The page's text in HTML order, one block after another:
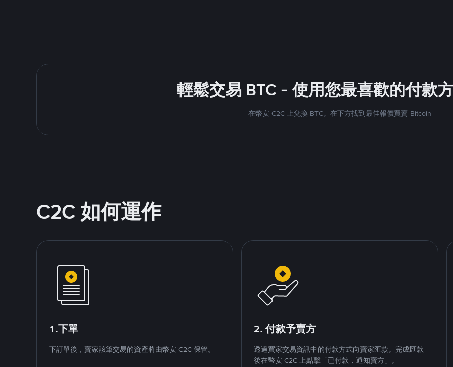
輕鬆交易 BTC - 使用您最喜歡的付款
在幣安 C2C 上兌換 BTC。在下方找到最佳報價買賣 Bitcoin
C2C 如何運作
1.下單
下訂單後，賣家該筆交易的資產將由幣安 C2C 保管。
2. 付款予賣方
透過買家交易資訊中的付款方式向賣家匯款。完成匯款
後在幣安 C2C 上點擊「已付款，通知賣方」。